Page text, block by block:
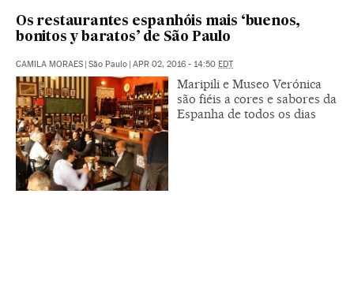
Os restaurantes espanhóis mais ‘buenos,
bonitos y baratos’ de São Paulo
CAMILA MORAES São Paulo APR 02, 2016 - 14:50 EDT
Maripili e Museo Verónica
são fiéis a cores e sabores da
Espanha de todos os dias